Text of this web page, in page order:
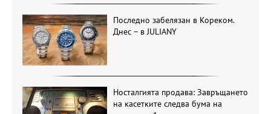
Последно забелязан в Кореком.
Днес – в JULIANY
Носталгията продава: Завръщането
на касетките следва бума на